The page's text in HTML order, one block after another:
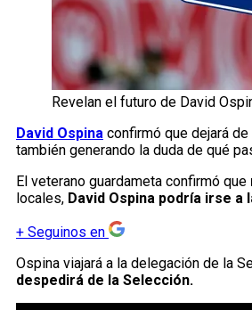
Revelan el futuro de David
David Ospina confirmó que dejará
también generando la duda de qué
El veterano guardameta confirmó que
locales, David Ospina podría irse a
+ Seguinos en
Ospina viajará a la delegación de la
despedirá de la Selección.